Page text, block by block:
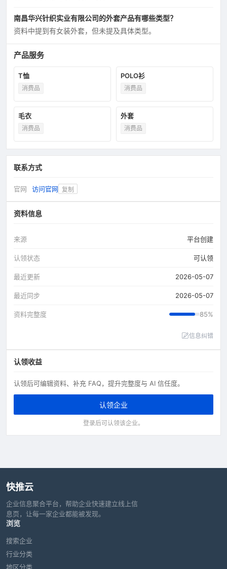
南昌华兴针织实业有限公司的外套产品有哪些类型？
资料中提到有女装外套，但未提及具体类型。
产品服务
T恤
消费品
POLO衫
消费品
毛衣
消费品
外套
消费品
联系方式
官网 访问官网 复制
资料信息
来源 平台创建
认领状态 可认领
最近更新 2026-05-07
最近同步 2026-05-07
资料完整度 85%
信息纠错
认领收益
认领后可编辑资料、补充 FAQ，提升完整度与 AI 信任度。
认领企业
登录后可认领该企业。
快推云
企业信息聚合平台，帮助企业快速建立线上信
息页，让每一家企业都能被发现。
浏览
搜索企业
行业分类
地区分类